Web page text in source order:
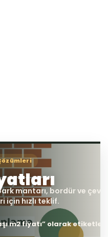
m2 fiyatı” olarak